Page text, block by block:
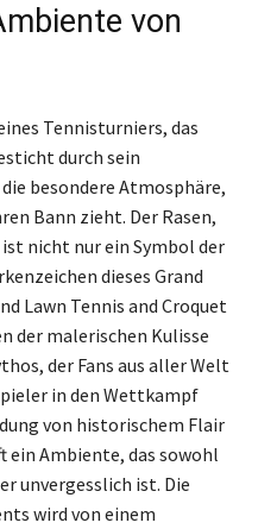
von
Tennisturniers, das
durch sein
besondere Atmosphäre,
Bann zieht. Der Rasen,
nicht nur ein Symbol der
dieses Grand
Lawn Tennis and Croquet
der malerischen Kulisse
der Fans aus aller Welt
in den Wettkampf
von historischem Flair
ein Ambiente, das sowohl
unvergesslich ist. Die
wird von einem